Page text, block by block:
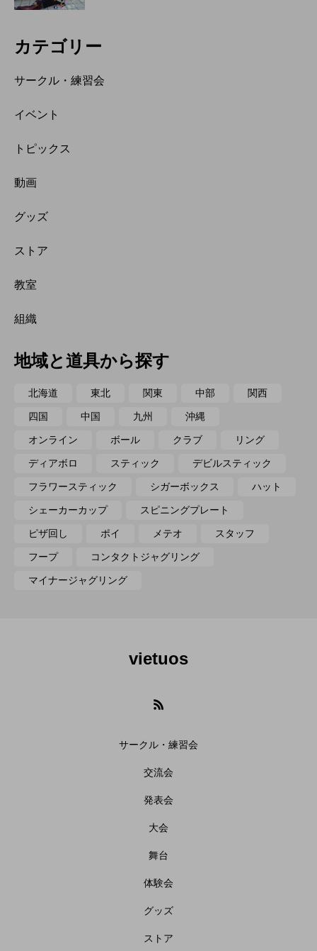
カテゴリー
サークル・練習会
イベント
トピックス
動画
グッズ
ストア
教室
組織
地域と道具から探す
北海道 東北 関東 中部 関西
四国 中国 九州 沖縄
オンライン ボール クラブ リング
ディアボロ スティック デビルスティック
フラワースティック シガーボックス ハット
シェーカーカップ スピニングプレート
ピザ回し ポイ メテオ スタッフ
フープ コンタクトジャグリング
マイナージャグリング
vietuos
サークル・練習会
交流会
発表会
大会
舞台
体験会
グッズ
ストア